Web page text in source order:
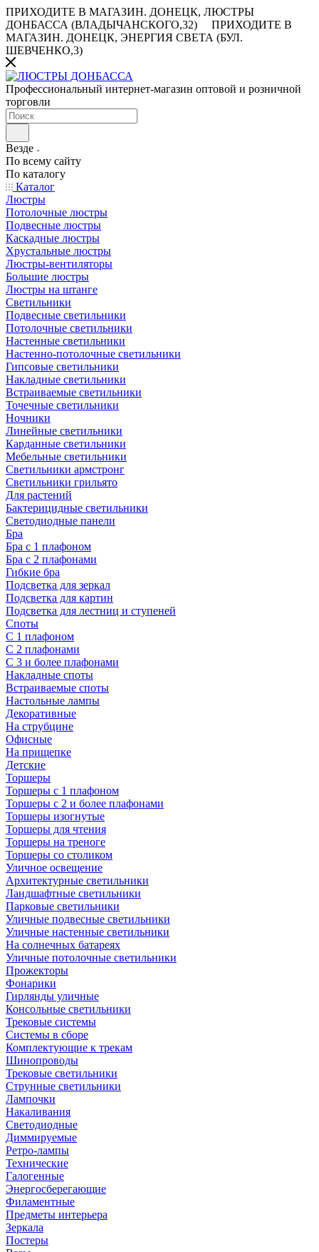
ПРИХОДИТЕ В МАГАЗИН. ДОНЕЦК, ЛЮСТРЫ
ДОНБАССА (ВЛАДЫЧАНСКОГО,32)
ПРИХОДИТЕ В
МАГАЗИН. ДОНЕЦК, ЭНЕРГИЯ СВЕТА (БУЛ.
ШЕВЧЕНКО,3)
Профессиональный интернет-магазин оптовой и розничной
торговли
Везде
По всему сайту
По каталогу
Каталог
Люстры
Потолочные люстры
Подвесные люстры
Каскадные люстры
Хрустальные люстры
Люстры-вентиляторы
Большие люстры
Люстры на штанге
Светильники
Подвесные светильники
Потолочные светильники
Настенные светильники
Настенно-потолочные светильники
Гипсовые светильники
Накладные светильники
Встраиваемые светильники
Точечные светильники
Ночники
Линейные светильники
Карданные светильники
Мебельные светильники
Светильники армстронг
Светильники грильято
Для растений
Бактерицидные светильники
Светодиодные панели
Бра
Бра с 1 плафоном
Бра с 2 плафонами
Гибкие бра
Подсветка для зеркал
Подсветка для картин
Подсветка для лестниц и ступеней
Споты
С 1 плафоном
С 2 плафонами
С 3 и более плафонами
Накладные споты
Встраиваемые споты
Настольные лампы
Декоративные
На струбцине
Офисные
На прищепке
Детские
Торшеры
Торшеры с 1 плафоном
Торшеры с 2 и более плафонами
Торшеры изогнутые
Торшеры для чтения
Торшеры на треноге
Торшеры со столиком
Уличное освещение
Архитектурные светильники
Ландшафтные светильники
Парковые светильники
Уличные подвесные светильники
Уличные настенные светильники
На солнечных батареях
Уличные потолочные светильники
Прожекторы
Фонарики
Гирлянды уличные
Консольные светильники
Трековые системы
Системы в сборе
Комплектующие к трекам
Шинопроводы
Трековые светильники
Струнные светильники
Лампочки
Накаливания
Светодиодные
Диммируемые
Ретро-лампы
Технические
Галогенные
Энергосберегающие
Филаментные
Предметы интерьера
Зеркала
Постеры